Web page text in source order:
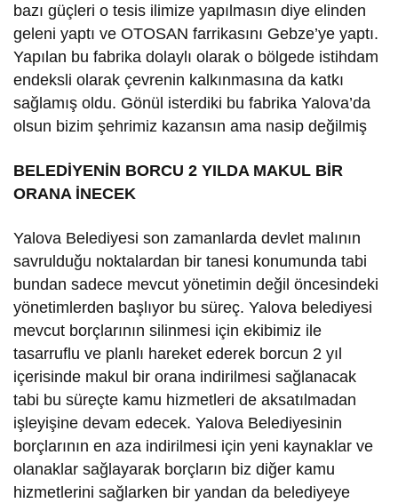
bazı güçleri o tesis ilimize yapılmasın diye elinden
geleni yaptı ve OTOSAN farrikasını Gebze’ye yaptı.
Yapılan bu fabrika dolaylı olarak o bölgede istihdam
endeksli olarak çevrenin kalkınmasına da katkı
sağlamış oldu. Gönül isterdiki bu fabrika Yalova’da
olsun bizim şehrimiz kazansın ama nasip değilmiş
BELEDİYENİN BORCU 2 YILDA MAKUL BİR
ORANA İNECEK
Yalova Belediyesi son zamanlarda devlet malının
savrulduğu noktalardan bir tanesi konumunda tabi
bundan sadece mevcut yönetimin değil öncesindeki
yönetimlerden başlıyor bu süreç. Yalova belediyesi
mevcut borçlarının silinmesi için ekibimiz ile
tasarruflu ve planlı hareket ederek borcun 2 yıl
içerisinde makul bir orana indirilmesi sağlanacak
tabi bu süreçte kamu hizmetleri de aksatılmadan
işleyişine devam edecek. Yalova Belediyesinin
borçlarının en aza indirilmesi için yeni kaynaklar ve
olanaklar sağlayarak borçların biz diğer kamu
hizmetlerini sağlarken bir yandan da belediyeye